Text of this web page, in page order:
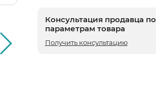
Консультация продавца по
параметрам товара
Получить консультацию